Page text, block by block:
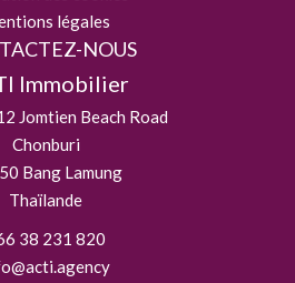
légales
NOUS
Immobilier
Jomtien Beach Road
Chonburi
Bang Lamung
Thaïlande
38 231 820